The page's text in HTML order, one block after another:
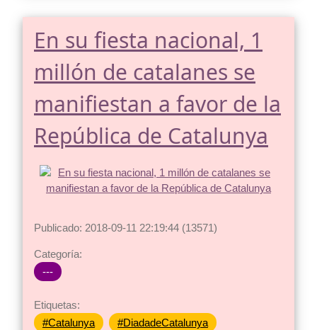
En su fiesta nacional, 1
millón de catalanes se
manifiestan a favor de la
República de Catalunya
Publicado: 2018-09-11 22:19:44 (13571)
Categoría:
---
Etiquetas:
#Catalunya
#DiadadeCatalunya